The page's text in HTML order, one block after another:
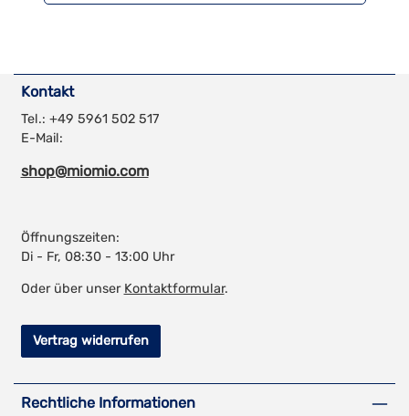
Kontakt
Tel.: +49 5961 502 517
E-Mail:
shop@miomio.com
Öffnungszeiten:
Di - Fr, 08:30 - 13:00 Uhr
Oder über unser Kontaktformular.
Vertrag widerrufen
Rechtliche Informationen